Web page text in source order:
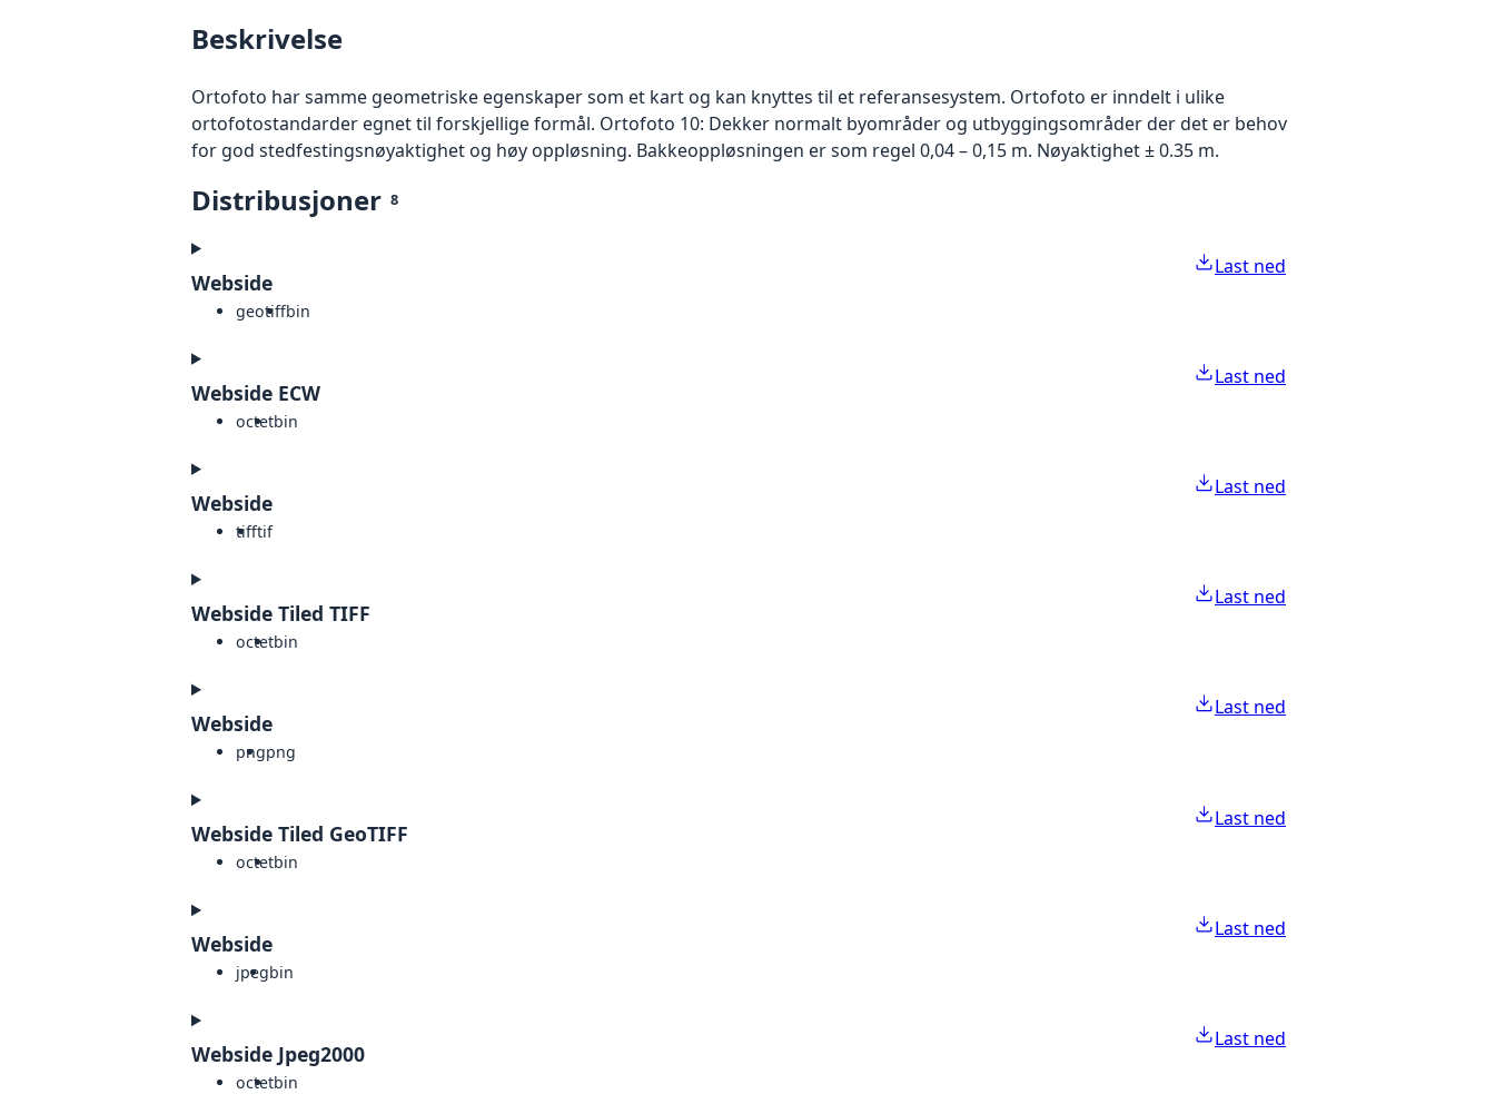
Beskrivelse
Ortofoto har samme geometriske egenskaper som et kart og kan knyttes til et referansesystem. Ortofoto er inndelt i ulike
ortofotostandarder egnet til forskjellige formål. Ortofoto 10: Dekker normalt byområder og utbyggingsområder der det er behov
for god stedfestingsnøyaktighet og høy oppløsning. Bakkeoppløsningen er som regel 0,04 – 0,15 m. Nøyaktighet ± 0.35 m.
Distribusjoner 8
Webside
geotiffbin
Last ned
Webside ECW
octetbin
Last ned
Webside
tifftif
Last ned
Webside Tiled TIFF
octetbin
Last ned
Webside
pngpng
Last ned
Webside Tiled GeoTIFF
octetbin
Last ned
Webside
jpegbin
Last ned
Webside Jpeg2000
octetbin
Last ned